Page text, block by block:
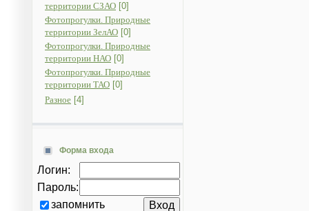
территории СЗАО [0]
Фотопрогулки. Природные
территории ЗелАО [0]
Фотопрогулки. Природные
территории НАО [0]
Фотопрогулки. Природные
территории ТАО [0]
Разное [4]
Форма входа
Логин:
Пароль:
запомнить